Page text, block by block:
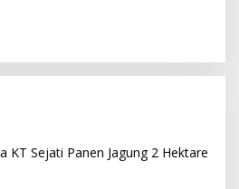
KT Sejati Panen Jagung 2 Hektare